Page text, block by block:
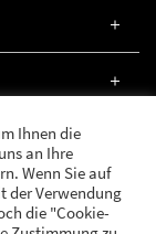
Ihnen die
an Ihre
Wenn Sie auf
der Verwendung
die "Cookie-